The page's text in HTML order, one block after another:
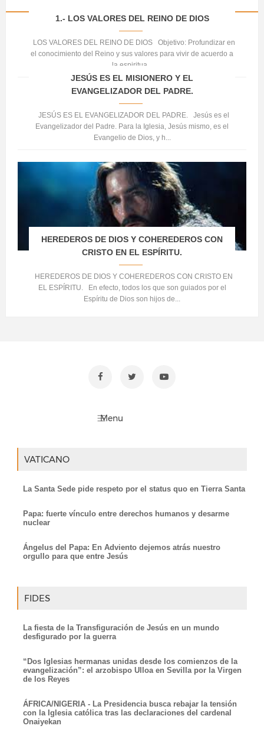
1.- LOS VALORES DEL REINO DE DIOS
LOS VALORES DEL REINO DE DIOS Objetivo: Profundizar en
el conocimiento del Reino y sus valores para vivir de acuerdo a
la espiritua...
JESÚS ES EL MISIONERO Y EL
EVANGELIZADOR DEL PADRE.
JESÚS ES EL EVANGELIZADOR DEL PADRE. Jesús es el
Evangelizador del Padre. Para la Iglesia, Jesús mismo, es el
Evangelio de Dios, y h...
HEREDEROS DE DIOS Y COHEREDEROS CON
CRISTO EN EL ESPÍRITU.
HEREDEROS DE DIOS Y COHEREDEROS CON CRISTO EN
EL ESPÍRITU. En efecto, todos los que son guiados por el
Espíritu de Dios son hijos de...
VATICANO
La Santa Sede pide respeto por el status quo en Tierra Santa
Papa: fuerte vínculo entre derechos humanos y desarme
nuclear
Ángelus del Papa: En Adviento dejemos atrás nuestro
orgullo para que entre Jesús
FIDES
La fiesta de la Transfiguración de Jesús en un mundo
desfigurado por la guerra
“Dos Iglesias hermanas unidas desde los comienzos de la
evangelización”: el arzobispo Ulloa en Sevilla por la Virgen
de los Reyes
ÁFRICA/NIGERIA - La Presidencia busca rebajar la tensión
con la Iglesia católica tras las declaraciones del cardenal
Onaiyekan